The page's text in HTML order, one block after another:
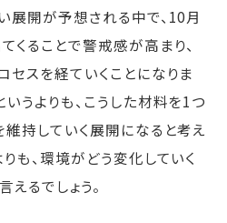
開が予想される中で、10月
くることで警戒感が高まり、
セスを経ていくことになりま
うよりも、こうした材料を1つ
持していく展開になると考え
も、環境がどう変化していく
るでしょう。